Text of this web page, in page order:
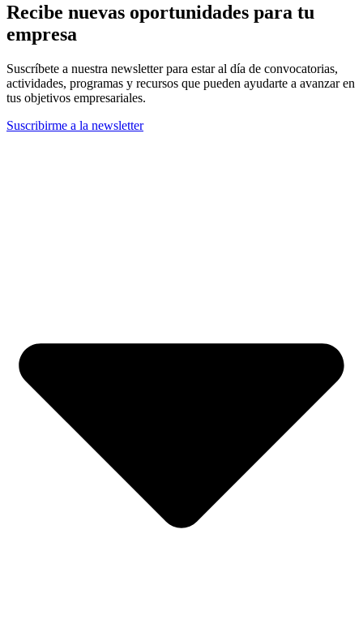
Recibe nuevas oportunidades para tu
empresa
Suscríbete a nuestra newsletter para estar al día de convocatorias,
actividades, programas y recursos que pueden ayudarte a avanzar en
tus objetivos empresariales.
Suscribirme a la newsletter